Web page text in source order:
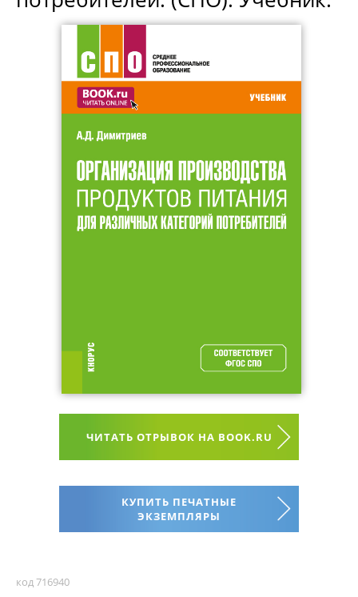
ЧИТАТЬ ОТРЫВОК НА BOOK.RU
КУПИТЬ ПЕЧАТНЫЕ
ЭКЗЕМПЛЯРЫ
код 716940